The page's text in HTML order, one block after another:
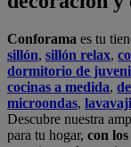
Conforama es tu
sillón, sillón relax,
dormitorio de
cocinas a medida,
microondas,
Descubre nuestra
para tu hogar, con